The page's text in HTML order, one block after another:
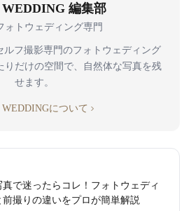
編集部
ォトウェディング専門
ルフ撮影専門のフォトウェディング
りだけの空間で、自然体な写真を残
せます。
について
真で迷ったらコレ！フォトウェディ
前撮りの違いをプロが簡単解説